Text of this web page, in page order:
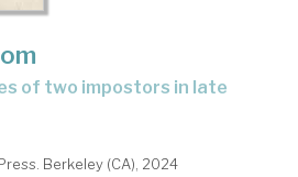
Berkeley (CA), 2024